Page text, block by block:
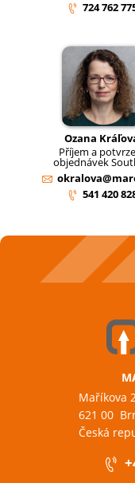
724 762
Ozana
Příjem a
objednávek
541 420
Maříkova
621 00
Česká